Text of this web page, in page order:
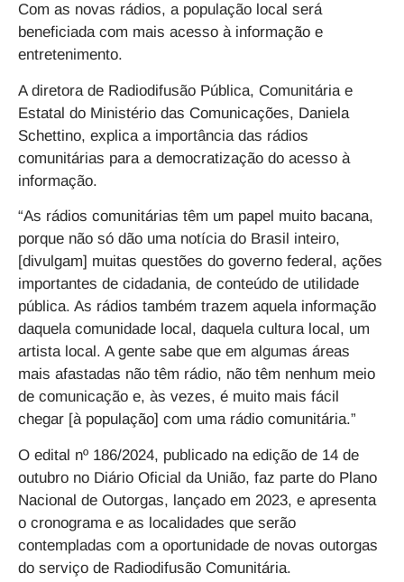
Com as novas rádios, a população local será
beneficiada com mais acesso à informação e
entretenimento.
A diretora de Radiodifusão Pública, Comunitária e
Estatal do Ministério das Comunicações, Daniela
Schettino, explica a importância das rádios
comunitárias para a democratização do acesso à
informação.
“As rádios comunitárias têm um papel muito bacana,
porque não só dão uma notícia do Brasil inteiro,
[divulgam] muitas questões do governo federal, ações
importantes de cidadania, de conteúdo de utilidade
pública. As rádios também trazem aquela informação
daquela comunidade local, daquela cultura local, um
artista local. A gente sabe que em algumas áreas
mais afastadas não têm rádio, não têm nenhum meio
de comunicação e, às vezes, é muito mais fácil
chegar [à população] com uma rádio comunitária.”
O edital nº 186/2024, publicado na edição de 14 de
outubro no Diário Oficial da União, faz parte do Plano
Nacional de Outorgas, lançado em 2023, e apresenta
o cronograma e as localidades que serão
contempladas com a oportunidade de novas outorgas
do serviço de Radiodifusão Comunitária.